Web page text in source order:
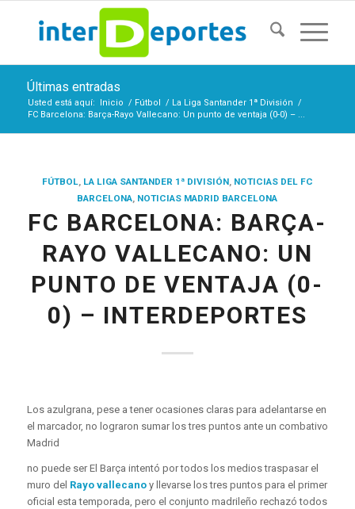
Últimas entradas
Usted está aquí: Inicio / Fútbol / La Liga Santander 1ª División /
FC Barcelona: Barça-Rayo Vallecano: Un punto de ventaja (0-0) – ...
FÚTBOL, LA LIGA SANTANDER 1ª DIVISIÓN, NOTICIAS DEL FC
BARCELONA, NOTICIAS MADRID BARCELONA
FC BARCELONA: BARÇA-
RAYO VALLECANO: UN
PUNTO DE VENTAJA (0-
0) – INTERDEPORTES
Los azulgrana, pese a tener ocasiones claras para adelantarse en
el marcador, no lograron sumar los tres puntos ante un combativo
Madrid
no puede ser El Barça intentó por todos los medios traspasar el
muro del Rayo vallecanoy llevarse los tres puntos para el primer
oficial esta temporada, pero el conjunto madrileño rechazó todos